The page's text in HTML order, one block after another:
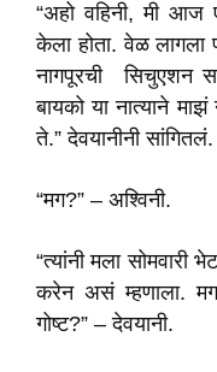
“अहो वहिनी, मी आज
केला होता. वेळ लागला
नागपूरची सिचुएशन
बायको या नात्याने
ते.” देवयानीनी सांगितलं.
“मग?” – अश्विनी.
“त्यांनी मला सोमवारी
करेन असं म्हणाला.
गोष्ट?” – देवयानी.